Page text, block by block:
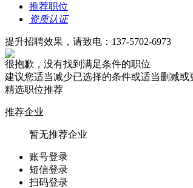
推荐职位
资质认证
提升招聘效果，请致电：137-5702-6973
很抱歉，没有找到满足条件的职位
建议您适当减少已选择的条件或适当删减或
精选职位推荐
推荐企业
暂无推荐企业
账号登录
短信登录
扫码登录